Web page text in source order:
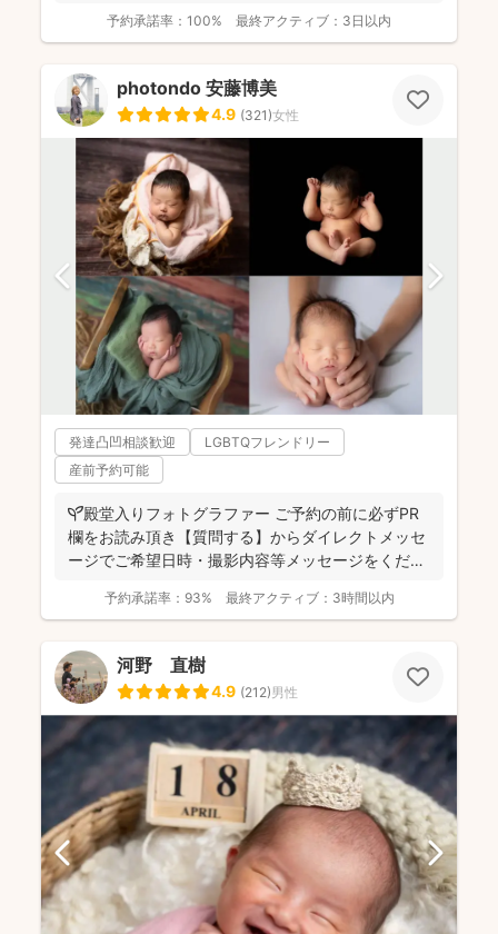
予約承諾率： 100% 最終アクティブ： 3日以内
photondo 安藤博美
4.9 (321)女性
発達凸凹相談歓迎
LGBTQフレンドリー
産前予約可能
🌱殿堂入りフォトグラファー ご予約の前に必ずPR
欄をお読み頂き【質問する】からダイレクトメッセ
ージでご希望日時・撮影内容等メッセージをくださ
予約承諾率： 93% 最終アクティブ： 3時間以内
河野 直樹
4.9 (212)男性